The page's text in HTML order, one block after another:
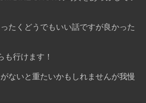
たくどうでもいい話ですが良かった
も行けます！
ないと重たいかもしれませんが我慢